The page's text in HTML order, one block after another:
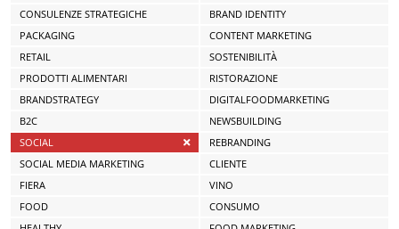
CONSULENZE STRATEGICHE
BRAND IDENTITY
PACKAGING
CONTENT MARKETING
RETAIL
SOSTENIBILITÀ
PRODOTTI ALIMENTARI
RISTORAZIONE
BRANDSTRATEGY
DIGITALFOODMARKETING
B2C
NEWSBUILDING
SOCIAL
REBRANDING
SOCIAL MEDIA MARKETING
CLIENTE
FIERA
VINO
FOOD
CONSUMO